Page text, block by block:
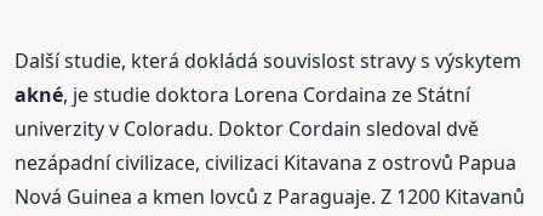
Další studie, která dokládá souvislost stravy s výskytem
akné, je studie doktora Lorena Cordaina ze Státní
univerzity v Coloradu. Doktor Cordain sledoval dvě
nezápadní civilizace, civilizaci Kitavana z ostrovů Papua
Nová Guinea a kmen lovců z Paraguaje. Z 1200 Kitavanů